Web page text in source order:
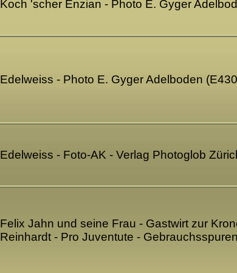
Koch 'scher Enzian - Photo E. Gyger
Edelweiss - Photo E. Gyger Adelboden
Edelweiss - Foto-AK - Verlag Photoglob
Felix Jahn und seine Frau - Gastwirt zur
Reinhardt - Pro Juventute -